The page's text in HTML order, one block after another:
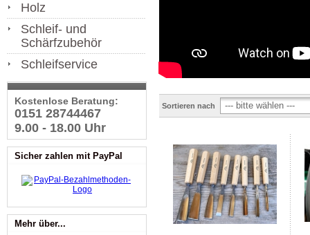
Sortieren nach
Holz
Schleif- und
Schärfzubehör
Schleifservice
Kostenlose Beratung:
0151 28744467
9.00 - 18.00 Uhr
Sicher zahlen mit PayPal
Mehr über...